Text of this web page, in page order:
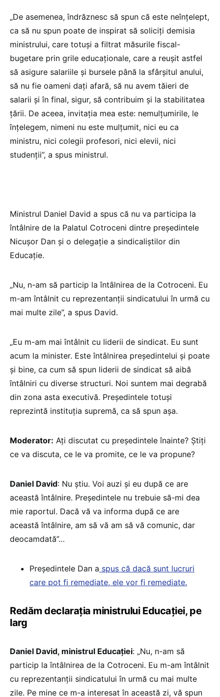
„De asemenea, îndrăznesc să spun că este neînțelept,
ca să nu spun poate de inspirat să soliciți demisia
ministrului, care totuși a filtrat măsurile fiscal-
bugetare prin grile educaționale, care a reușit astfel
să asigure salariile și bursele până la sfârșitul anului,
să nu fie oameni dați afară, să nu avem tăieri de
salarii și în final, sigur, să contribuim și la stabilitatea
țării. De aceea, invitația mea este: nemulțumirile, le
înțelegem, nimeni nu este mulțumit, nici eu ca
ministru, nici colegii profesori, nici elevii, nici
studenții”, a spus ministrul.
Ministrul Daniel David a spus că nu va participa la
întâlnire de la Palatul Cotroceni dintre președintele
Nicușor Dan și o delegație a sindicaliștilor din
Educație.
„Nu, n-am să particip la întâlnirea de la Cotroceni. Eu
m-am întâlnit cu reprezentanții sindicatului în urmă cu
mai multe zile”, a spus David.
„Eu m-am mai întâlnit cu liderii de sindicat. Eu sunt
acum la minister. Este întâlnirea președintelui și poate
și bine, ca cum să spun liderii de sindicat să aibă
întâlniri cu diverse structuri. Noi suntem mai degrabă
din zona asta executivă. Președintele totuși
reprezintă instituția supremă, ca să spun așa.
Moderator: Ați discutat cu președintele înainte? Știți
ce va discuta, ce le va promite, ce le va propune?
Daniel David: Nu știu. Voi auzi și eu după ce are
această întâlnire. Președintele nu trebuie să-mi dea
mie raportul. Dacă vă va informa după ce are
această întâlnire, am să vă am să vă comunic, dar
deocamdată”…
Președintele Dan a spus că dacă sunt lucruri
care pot fi remediate, ele vor fi remediate.
Redăm declarația ministrului Educației, pe
larg
Daniel David, ministrul Educației: „Nu, n-am să
particip la întâlnirea de la Cotroceni. Eu m-am întâlnit
cu reprezentanții sindicatului în urmă cu mai multe
zile. Pe mine ce m-a interesat în această zi, vă spun